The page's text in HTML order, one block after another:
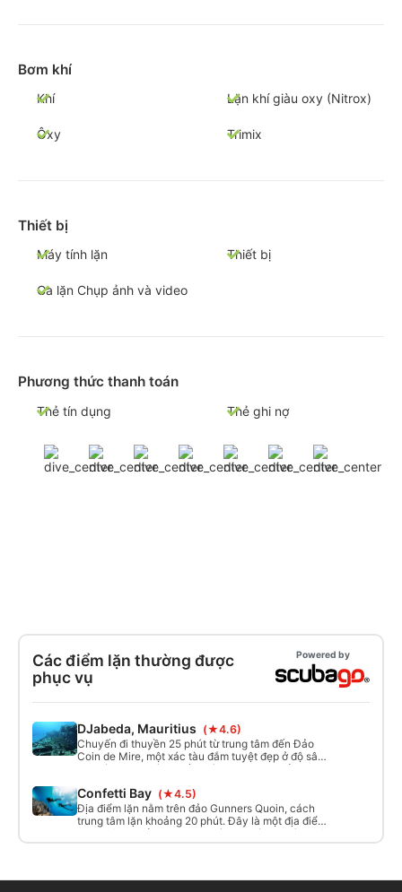
Bơm khí
Khí Lặn khí giàu oxy (Nitrox)
Ôxy Trimix
Thiết bị
Máy tính lặn Thiết bị
Ca lặn Chụp ảnh và video
Phương thức thanh toán
Thẻ tín dụng Thẻ ghi nợ
Các điểm lặn thường được
phục vụ
Powered by
DJabeda, Mauritius (★4.6)
Chuyến đi thuyền 25 phút từ trung tâm đến Đảo
Coin de Mire, một xác tàu đắm tuyệt đẹp ở độ sâu
30 mét, được chìm xuống vào năm 1996 để tạo ra
tốt từ 30 đến 40 mét, có thể có dòng chảy mạnh
(nhưng ở mức vừa phải).
Confetti Bay (★4.5)
Địa điểm lặn nằm trên đảo Gunners Quoin, cách
trung tâm lặn khoảng 20 phút. Đây là một địa điểm
lặn tuyệt đẹp ở Mauritius, phù hợp với mọi trình độ
và các buổi ca lặn thử nghiệm.